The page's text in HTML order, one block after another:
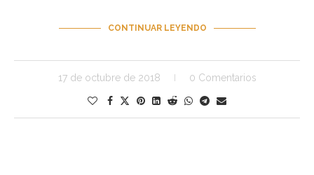
CONTINUAR LEYENDO
17 de octubre de 2018 0 Comentarios